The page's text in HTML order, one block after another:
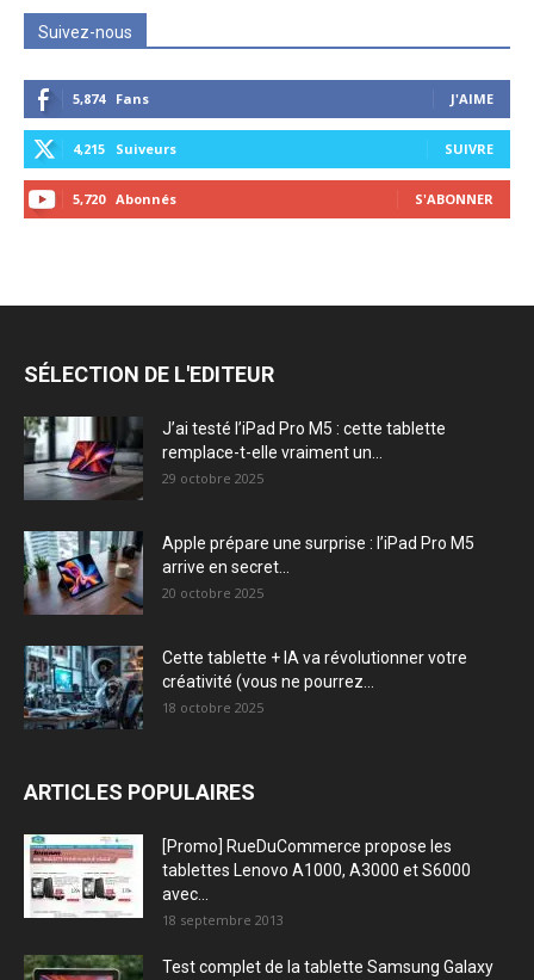
Suivez-nous
5,874 Fans J'AIME
4,215 Suiveurs SUIVRE
5,720 Abonnés S'ABONNER
SÉLECTION DE L'EDITEUR
J’ai testé l’iPad Pro M5 : cette tablette
remplace-t-elle vraiment un...
29 octobre 2025
Apple prépare une surprise : l’iPad Pro M5
arrive en secret...
20 octobre 2025
Cette tablette + IA va révolutionner votre
créativité (vous ne pourrez...
18 octobre 2025
ARTICLES POPULAIRES
[Promo] RueDuCommerce propose les
tablettes Lenovo A1000, A3000 et S6000
avec...
18 septembre 2013
Test complet de la tablette Samsung Galaxy